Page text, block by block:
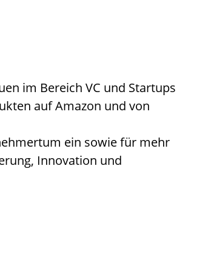
im Bereich VC und Startups
auf Amazon und von
ein sowie für mehr
Innovation und